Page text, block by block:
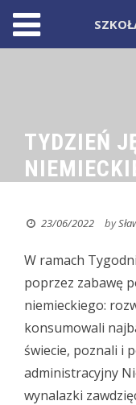
TYDZIEŃ
23/06/2022 by
W ramach
poprzez zabawę
niemieckiego:
konsumowali
świecie, poznali i
administracyjny
wynalazki